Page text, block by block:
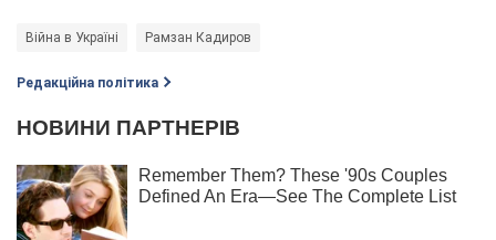
Війна в Україні Рамзан Кадиров
Редакційна політика